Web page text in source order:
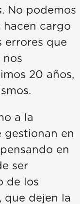
No podemos
hacen cargo
errores que
nos
20 años,
a la
gestionan en
en
ser
de los
que dejen la